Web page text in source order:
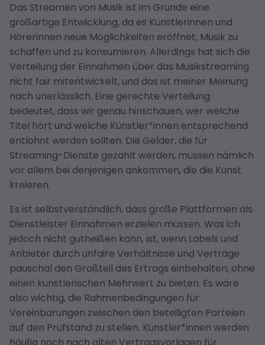
Das Streamen von Musik ist im Grunde eine
großartige Entwicklung, da es Künstlerinnen und
Hörerinnen neue Möglichkeiten eröffnet, Musik zu
schaffen und zu konsumieren. Allerdings hat sich die
Verteilung der Einnahmen über das Musikstreaming
nicht fair mitentwickelt, und das ist meiner Meinung
nach unerlässlich. Eine gerechte Verteilung
bedeutet, dass wir genau hinschauen, wer welche
Titel hört und welche Künstler*innen entsprechend
entlohnt werden sollten. Die Gelder, die für
Streaming-Dienste gezahlt werden, müssen nämlich
vor allem bei denjenigen ankommen, die die Kunst
kreieren.
Es ist selbstverständlich, dass große Plattformen als
Dienstleister Einnahmen erzielen müssen. Was ich
jedoch nicht gutheißen kann, ist, wenn Labels und
Anbieter durch unfaire Verhältnisse und Verträge
pauschal den Großteil des Ertrags einbehalten, ohne
einen künstlerischen Mehrwert zu bieten. Es wäre
also wichtig, die Rahmenbedingungen für
Vereinbarungen zwischen den beteiligten Parteien
auf den Prüfstand zu stellen. Künstler*innen werden